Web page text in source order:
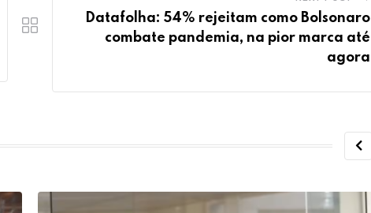
Datafolha: 54% rejeitam como Bolsonaro
combate pandemia, na pior marca até
agora